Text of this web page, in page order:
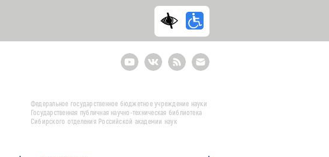
YoutubeВКонтактеRSS
E-
mail
подписка
Федеральное государственное бюджетное учреждение науки
Государственная публичная научно-техническая библиотека
Сибирского отделения Российской академии наук